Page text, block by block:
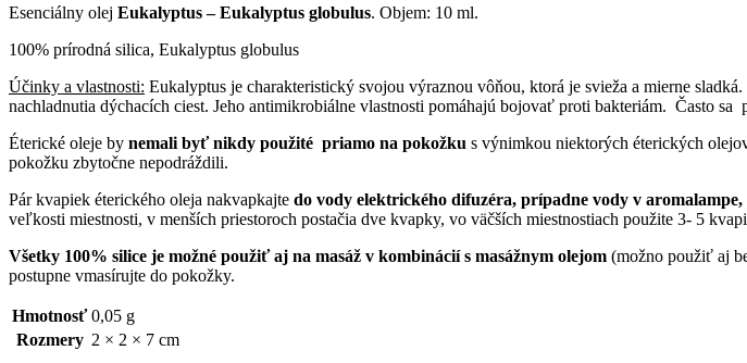
Esenciálny olej Eukalyptus – Eukalyptus globulus. Objem: 10 ml.
100% prírodná silica, Eukalyptus globulus
Účinky a vlastnosti: Eukalyptus je charakteristický svojou výraznou vôňou, ktorá je svieža a mierne
nachladnutia dýchacích ciest. Jeho antimikrobiálne vlastnosti pomáhajú bojovať proti bakteriám. Často
Éterické oleje by nemali byť nikdy použité priamo na pokožku s výnimkou niektorých éterických
pokožku zbytočne nepodráždili.
Pár kvapiek éterického oleja nakvapkajte do vody elektrického difuzéra, prípadne vody v aromalampe,
veľkosti miestnosti, v menších priestoroch postačia dve kvapky, vo väčších miestnostiach použite 3- 5
Všetky 100% silice je možné použiť aj na masáž v kombinácií s masážnym olejom (možno použiť aj
postupne vmasírujte do pokožky.
Hmotnosť 0,05 g
Rozmery 2 × 2 × 7 cm